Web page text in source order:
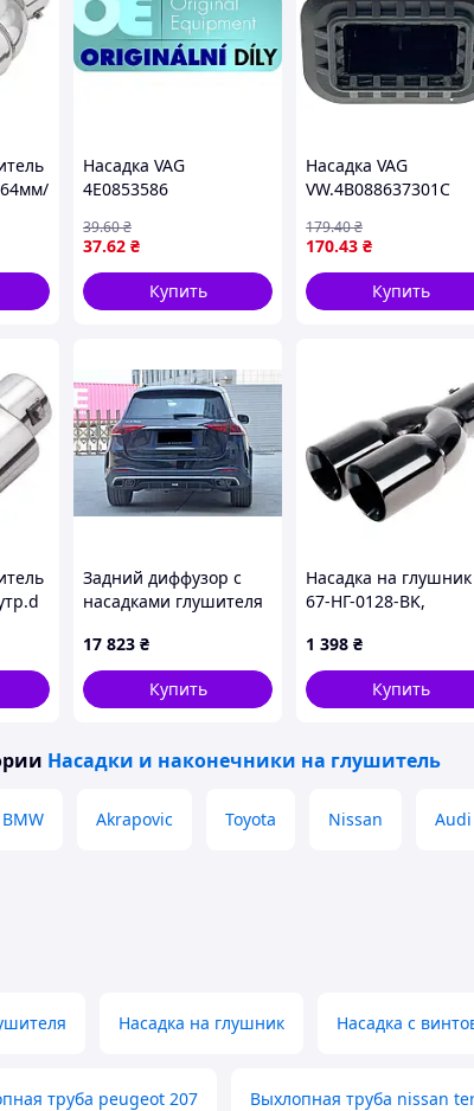
64мм/
Насадка VAG
4E0853586
37.62 ₴
39.60₴
Купить
Насадка VAG
VW.4B088637301C
170.43 ₴
179.40₴
Купить
Задний диффузор с
насадками глушителя
2026) для Mercedes
GLE W167 2018- гг
17 823 ₴
Купить
Насадка на глушник
67-НГ-0128-BK,
64 мм, длина 244 мм,
внешний диаметр
мм двойная
1 398 ₴
Купить
Насадки и наконечники на глушитель
BMW Akrapovic Toyota Nissan Audi
Насадка на глушник Насадка с
труба peugeot 207 Выхлопная труба nissan